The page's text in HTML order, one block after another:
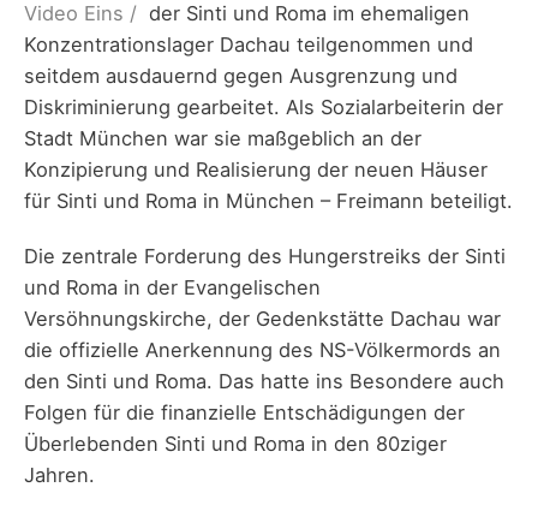
Video Eins / der Sinti und Roma im ehemaligen
Konzentrationslager Dachau teilgenommen und
seitdem ausdauernd gegen Ausgrenzung und
Diskriminierung gearbeitet. Als Sozialarbeiterin der
Stadt München war sie maßgeblich an der
Konzipierung und Realisierung der neuen Häuser
für Sinti und Roma in München – Freimann beteiligt.
Die zentrale Forderung des Hungerstreiks der Sinti
und Roma in der Evangelischen
Versöhnungskirche, der Gedenkstätte Dachau war
die offizielle Anerkennung des NS-Völkermords an
den Sinti und Roma. Das hatte ins Besondere auch
Folgen für die finanzielle Entschädigungen der
Überlebenden Sinti und Roma in den 80ziger
Jahren.